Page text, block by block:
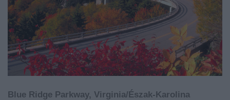
Blue Ridge Parkway, Virginia/Észak-Karolina